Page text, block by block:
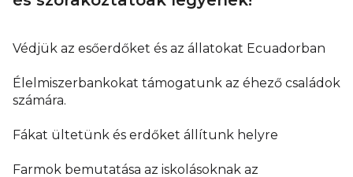
Védjük az esőerdőket és az állatokat Ecuadorban
Élelmiszerbankokat támogatunk az éhező családok
számára.
Fákat ültetünk és erdőket állítunk helyre
Farmok bemutatása az iskolásoknak az